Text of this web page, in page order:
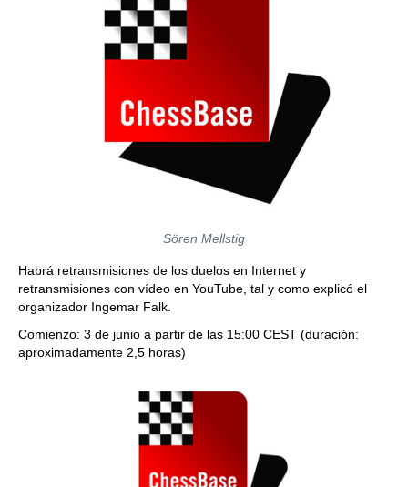
Sören Mellstig
Habrá retransmisiones de los duelos en Internet y
retransmisiones con vídeo en YouTube, tal y como explicó el
organizador Ingemar Falk.
Comienzo: 3 de junio a partir de las 15:00 CEST (duración:
aproximadamente 2,5 horas)